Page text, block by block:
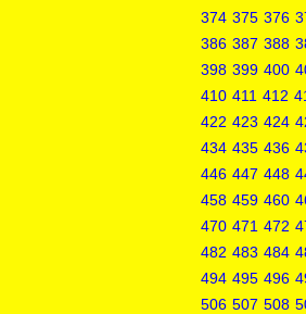
374 375 376
386 387 388
398 399 400
410 411 412
422 423 424
434 435 436
446 447 448
458 459 460
470 471 472
482 483 484
494 495 496
506 507 508